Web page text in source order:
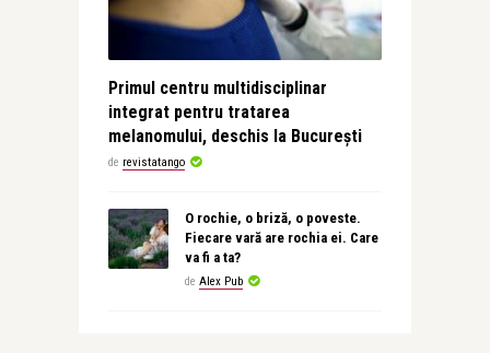
Primul centru multidisciplinar
integrat pentru tratarea
melanomului, deschis la București
de revistatango
O rochie, o briză, o poveste.
Fiecare vară are rochia ei. Care
va fi a ta?
de Alex Pub